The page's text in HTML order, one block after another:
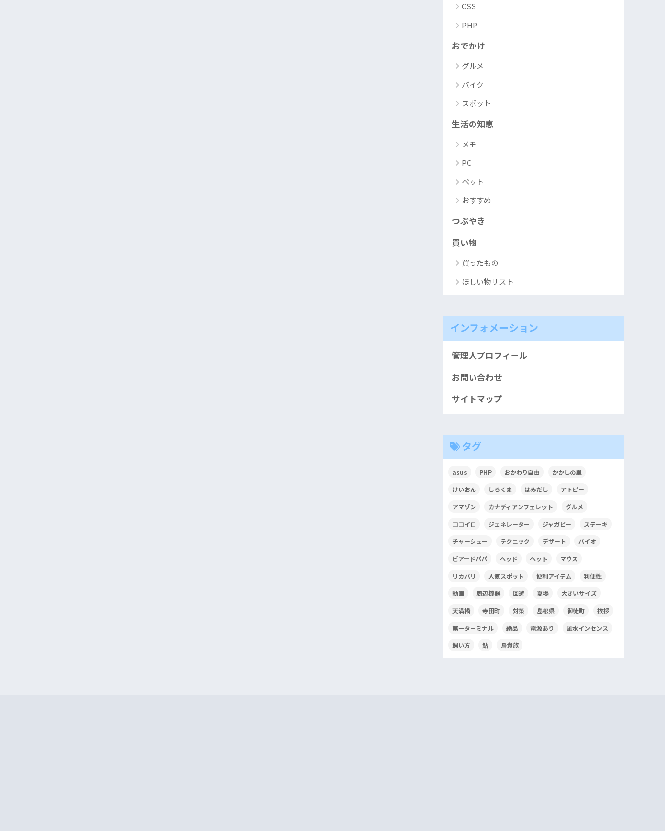
CSS
PHP
おでかけ
グルメ
バイク
スポット
生活の知恵
メモ
PC
ペット
おすすめ
つぶやき
買い物
買ったもの
ほしい物リスト
インフォメーション
管理人プロフィール
お問い合わせ
サイトマップ
タグ
asus PHP おかわり自由 かかしの里
けいおん しろくま はみだし アトピー
アマゾン カナディアンフェレット グルメ
ココイロ ジェネレーター ジャガビー ステーキ
チャーシュー テクニック デザート バイオ
ビアードパパ ヘッド ペット マウス
リカバリ 人気スポット 便利アイテム 利便性
動画 周辺機器 回避 夏場 大きいサイズ
天満橋 寺田町 対策 島根県 御徒町 挨拶
第一ターミナル 絶品 電源あり 風水インセンス
飼い方 鮎 鳥貴族